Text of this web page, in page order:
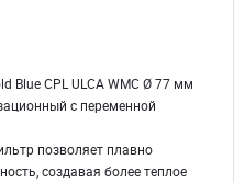
Blue CPL ULCA WMC Ø 77 мм
с переменной
позволяет плавно
создавая более теплое